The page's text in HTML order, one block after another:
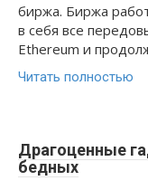
биржа. Биржа
в себя все
Ethereum и
Читать полностью
Драгоценные
бедных